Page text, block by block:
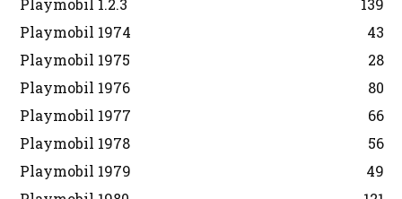
Playmobil 1.2.3
139
Playmobil 1974
43
Playmobil 1975
28
Playmobil 1976
80
Playmobil 1977
66
Playmobil 1978
56
Playmobil 1979
49